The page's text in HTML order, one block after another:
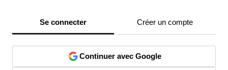
Se connecter Créer un compte
Continuer avec Google